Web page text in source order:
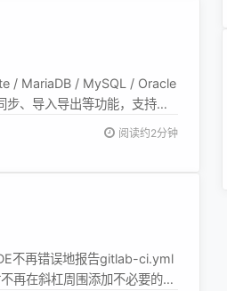
/ MariaDB / MySQL / Oracle
、导入导出等功能，支持
、开发友好的SQL工具。 重
阅读约2分钟
不再错误地报告gitlab-ci.yml
再在斜杠周围添加不必要的空